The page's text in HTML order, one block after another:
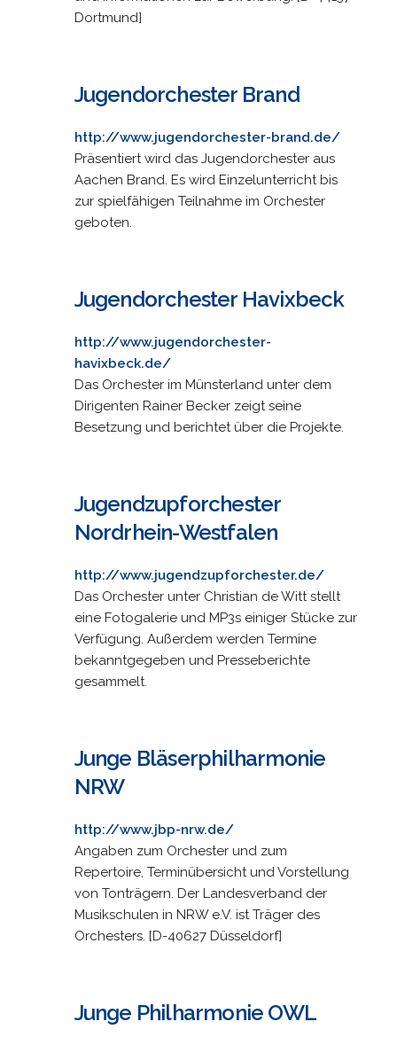
Dortmund]
Jugendorchester Brand
http://www.jugendorchester-brand.de/
Präsentiert wird das Jugendorchester aus
Aachen Brand. Es wird Einzelunterricht bis
zur spielfähigen Teilnahme im Orchester
geboten.
Jugendorchester Havixbeck
http://www.jugendorchester-
havixbeck.de/
Das Orchester im Münsterland unter dem
Dirigenten Rainer Becker zeigt seine
Besetzung und berichtet über die Projekte.
Jugendzupforchester
Nordrhein-Westfalen
http://www.jugendzupforchester.de/
Das Orchester unter Christian de Witt stellt
eine Fotogalerie und MP3s einiger Stücke zur
Verfügung. Außerdem werden Termine
bekanntgegeben und Presseberichte
gesammelt.
Junge Bläserphilharmonie
NRW
http://www.jbp-nrw.de/
Angaben zum Orchester und zum
Repertoire, Terminübersicht und Vorstellung
von Tonträgern. Der Landesverband der
Musikschulen in NRW e.V. ist Träger des
Orchesters. [D-40627 Düsseldorf]
Junge Philharmonie OWL